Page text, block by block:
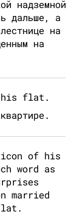
надземной
дальше, а
на
на
his flat.
of his
word as
married